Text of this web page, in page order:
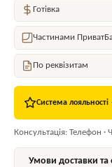
Готівка
Частинами
По реквізитам
Система лояльності
Консультація: Телефон ·
Умови доставки та